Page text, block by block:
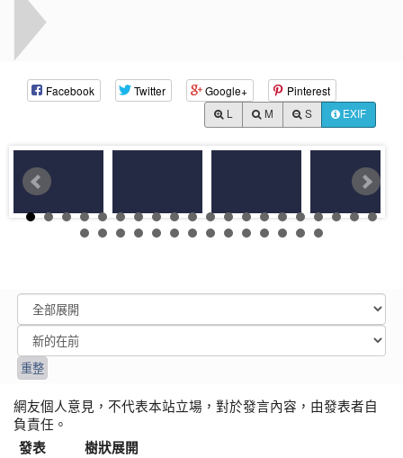
Facebook Twitter Google+ Pinterest
M S EXIF
網友個人意見，不代表本站立場，對於發言內容，由發表者自
負責任。
發表
樹狀展開